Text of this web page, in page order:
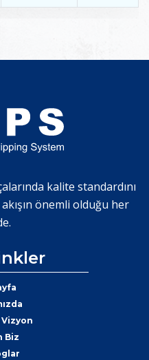
kalite standardını
önemli olduğu her
Vizyon
Biz